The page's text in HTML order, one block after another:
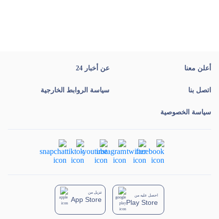
أعلن معنا عن أخبار 24
اتصل بنا سياسة الروابط الخارجية
سياسة الخصوصية
تنزيل من
App Store
احصل عليه من
Play Store